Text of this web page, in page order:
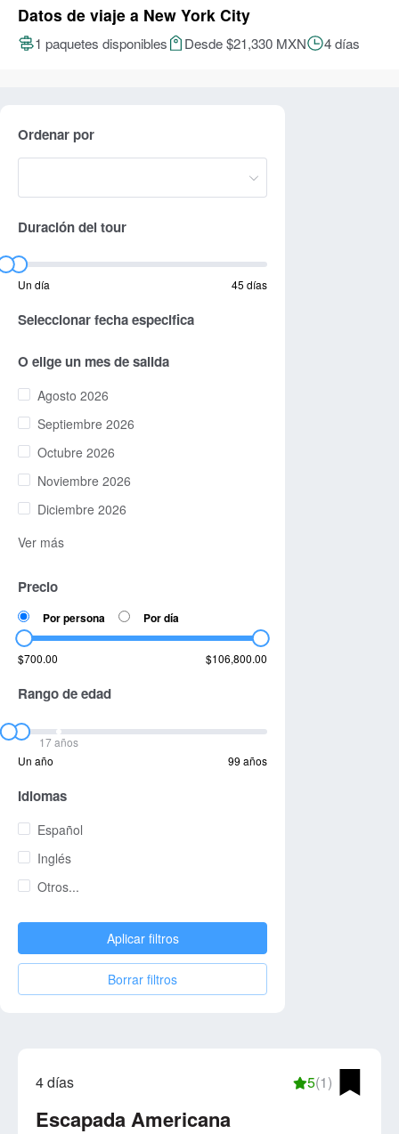
Datos de viaje a New York City
1 paquetes disponibles Desde $21,330 MXN 4 días
Ordenar por
Duración del tour
Un día 45 días
Seleccionar fecha especifica
O elige un mes de salida
Agosto 2026
Septiembre 2026
Octubre 2026
Noviembre 2026
Diciembre 2026
Ver más
Precio
Por persona Por día
$700.00 $106,800.00
Rango de edad
17 años
Un año
99 años
Idiomas
Español
Inglés
Otros...
Aplicar filtros
Borrar filtros
4 días 5(1)
Escapada Americana